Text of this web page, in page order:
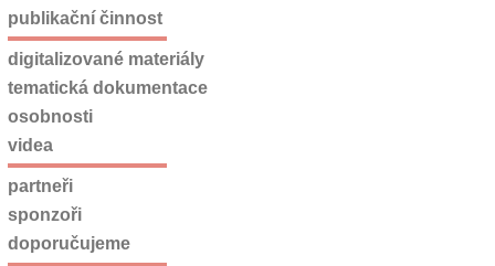
publikační činnost
digitalizované materiály
tematická dokumentace
osobnosti
videa
partneři
sponzoři
doporučujeme